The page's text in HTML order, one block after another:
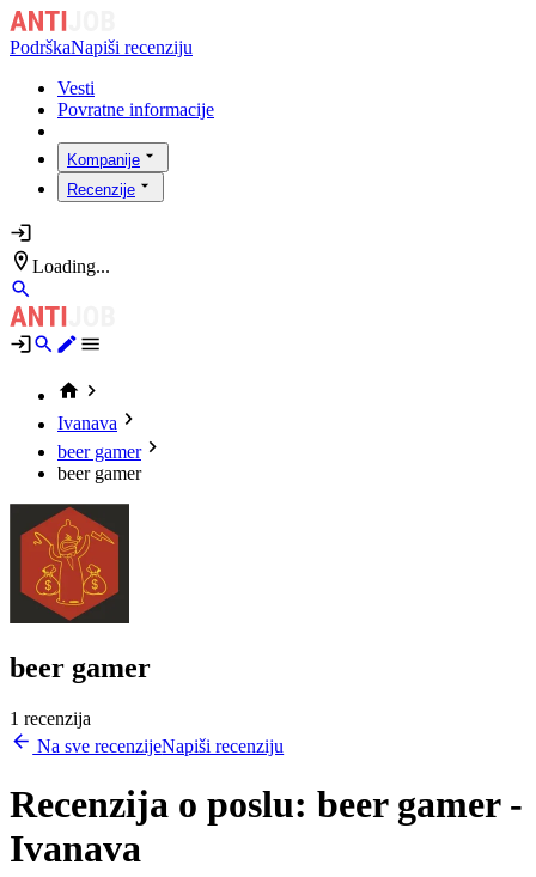
PodrškaNapiši recenziju
Vesti
Povratne informacije
Kompanije
Recenzije
Loading...
Ivanava
beer gamer
beer gamer
beer gamer
1 recenzija
Na sve recenzijeNapiši recenziju
Recenzija o poslu: beer gamer -
Ivanava